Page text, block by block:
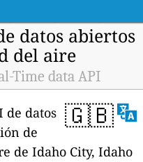
datos abiertos
del aire
Time data API
🇬🇧
de datos
de
de Idaho City, Idaho